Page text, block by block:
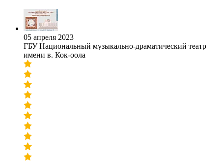
05 апреля 2023
ГБУ Национальный музыкально-драматический театр
имени в. Кок-оола